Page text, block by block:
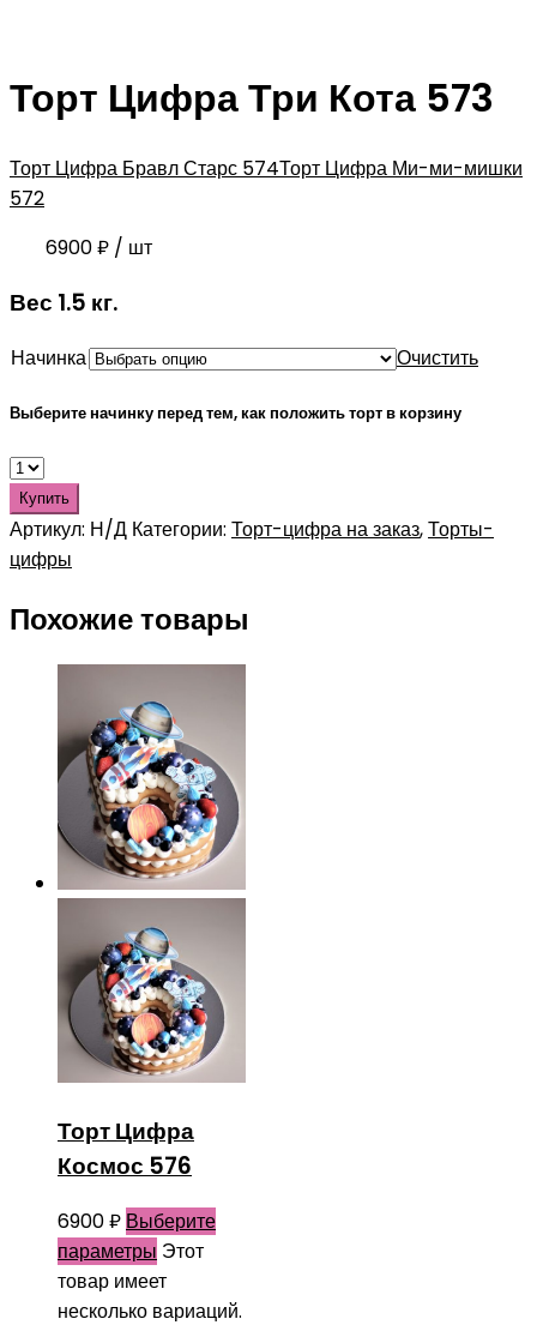
Торт Цифра Три Кота 573
Торт Цифра Бравл Старс 574Торт Цифра Ми-ми-мишки
572
6900₽ / шт
Вес 1.5 кг.
Начинка Очистить
Выберите начинку перед тем, как положить торт в корзину
Купить
Артикул: Н/Д Категории: Торт-цифра на заказ,Торты-
цифры
Похожие товары
Торт Цифра
Космос 576
6900₽ Выберите
параметры Этот
товар имеет
несколько вариаций.